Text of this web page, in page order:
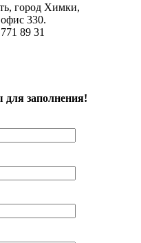
город Химки,
330.
89 31
для заполнения!